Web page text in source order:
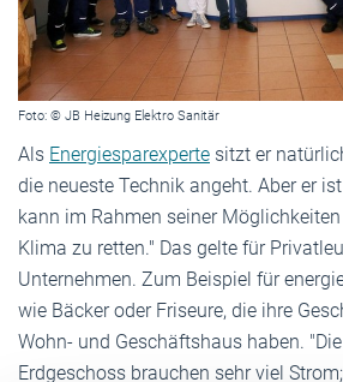
Foto: © JB Heizung Elektro Sanitär
Als Energiesparexperte sitzt er
die neueste Technik angeht. Aber er
kann im Rahmen seiner
Klima zu retten." Das gelte für
Unternehmen. Zum Beispiel für
wie Bäcker oder Friseure, die ihre
Wohn- und Geschäftshaus haben.
Erdgeschoss brauchen sehr viel